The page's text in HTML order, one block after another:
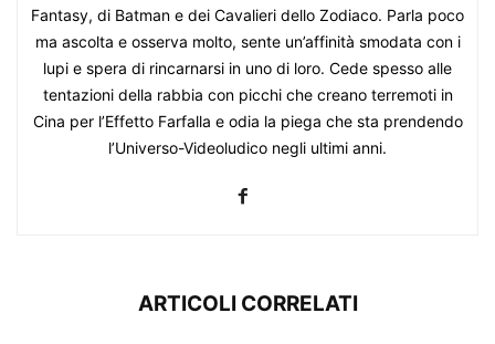
Fantasy, di Batman e dei Cavalieri dello Zodiaco. Parla poco
ma ascolta e osserva molto, sente un’affinità smodata con i
lupi e spera di rincarnarsi in uno di loro. Cede spesso alle
tentazioni della rabbia con picchi che creano terremoti in
Cina per l’Effetto Farfalla e odia la piega che sta prendendo
l’Universo-Videoludico negli ultimi anni.
ARTICOLI CORRELATI